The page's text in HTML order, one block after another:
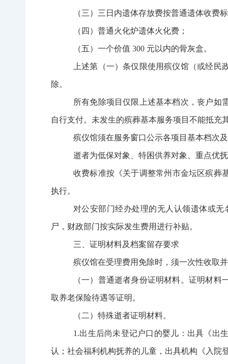
（三）三日内遗体存放费按普通遗体收费
（四）普通火化炉遗体火化费；
（五）一个价值 300 元以内的骨灰盒。
上述第（一）条仅限使用殡仪馆（或经
除。
所有免除项目仅限上述基本档次，丧户如
自行支付。未发生的殡葬基本服务项目不能抵充
殡仪馆须在服务窗口公示各项目基本档次
逝者为低保对象、特困供养对象、重点优
收费标准按《关于调整常州市金坛区殡葬
执行。
对公安部门经办处理的无人认领遗体或
尸，财政部门按实际发生费用进行补贴。
三、证明材料及档案留存要求
殡仪馆在受理费用免除时，须一次性收取
（一）普通逝者身份证明材料。证明材
取养老保险待遇等证明。
（二）特殊逝者证明材料。
1.出生后尚未登记户口的婴儿：出具《出
认；社会福利机构抚养的儿童，出具机构《入院